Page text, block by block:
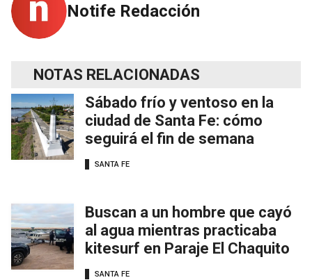
Notife Redacción
NOTAS RELACIONADAS
Sábado frío y ventoso en la
ciudad de Santa Fe: cómo
seguirá el fin de semana
SANTA FE
Buscan a un hombre que cayó
al agua mientras practicaba
kitesurf en Paraje El Chaquito
SANTA FE